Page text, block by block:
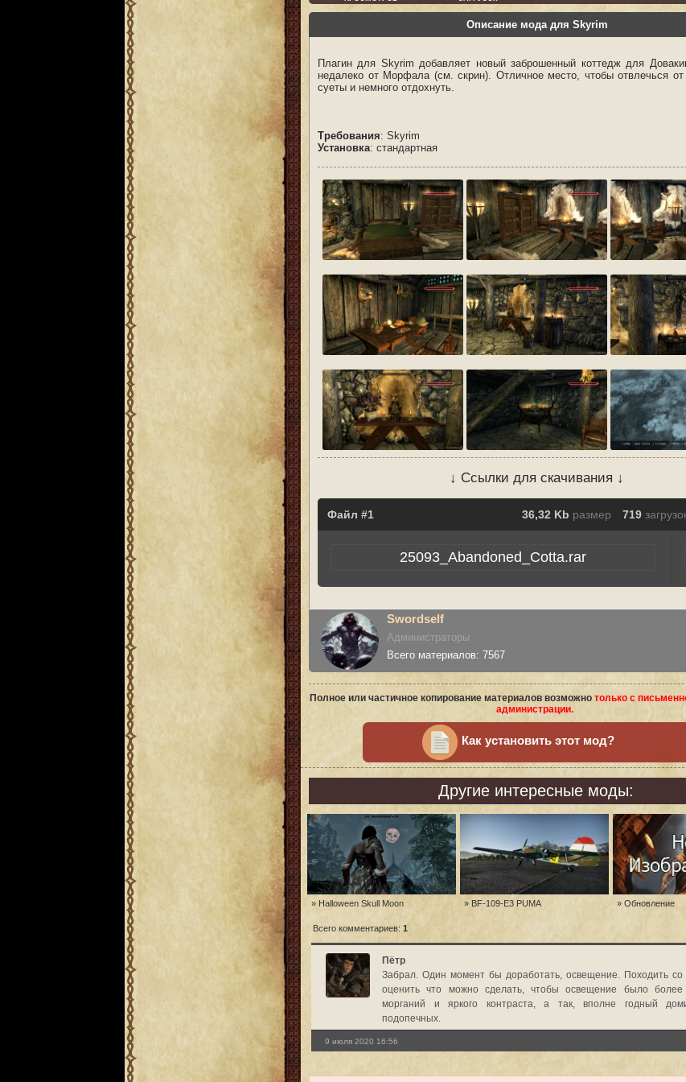
Описание мода для Skyrim
Плагин для Skyrim добавляет новый заброшенный коттедж для
недалеко от Морфала (см. скрин). Отличное место, чтобы отвлечься от
суеты и немного отдохнуть.
Требования: Skyrim
Установка: стандартная
↓ Ссылки для скачивания ↓
Файл 36,32 Kb размер 719
25093_Abandoned_Cotta.rar
Swordself
Администраторы
Всего материалов: 7567
Полное или частичное копирование материалов возможно только с
администрации.
Как установить этот мод?
Другие интересные моды:
» Halloween Skull Moon » BF-109-E3 PUMA » Обновление
Всего комментариев: 1
Пётр
Забрал. Один момент бы доработать, освещение. Походить со
оценить что можно сделать, чтобы освещение было
морганий и яркого контраста, а так, вполне годный
подопечных.
9 июля 2020 16:56